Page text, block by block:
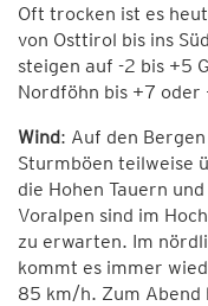
Oft trocken ist es
von Osttirol bis ins
steigen auf -2 bis +5
Nordföhn bis +7
Wind: Auf den
Sturmböen teilweise
die Hohen Tauern
Voralpen sind im
zu erwarten. Im
kommt es immer
85 km/h. Zum Abend